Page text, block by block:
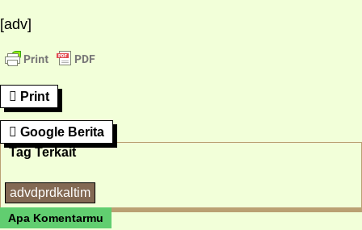
[adv]
Print
Google Berita
Tag Terkait
advdprdkaltim
Apa Komentarmu